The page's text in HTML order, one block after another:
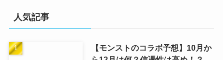
人気記事
【モンストのコラボ予想】10月か